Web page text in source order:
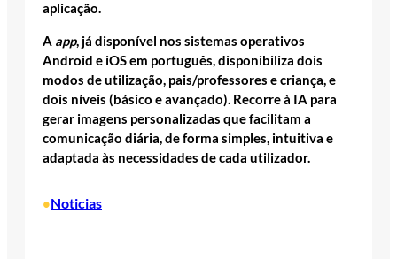
aplicação.
A app, já disponível nos sistemas operativos
Android e iOS em português, disponibiliza dois
modos de utilização, pais/professores e criança, e
dois níveis (básico e avançado). Recorre à IA para
gerar imagens personalizadas que facilitam a
comunicação diária, de forma simples, intuitiva e
adaptada às necessidades de cada utilizador.
•Noticias